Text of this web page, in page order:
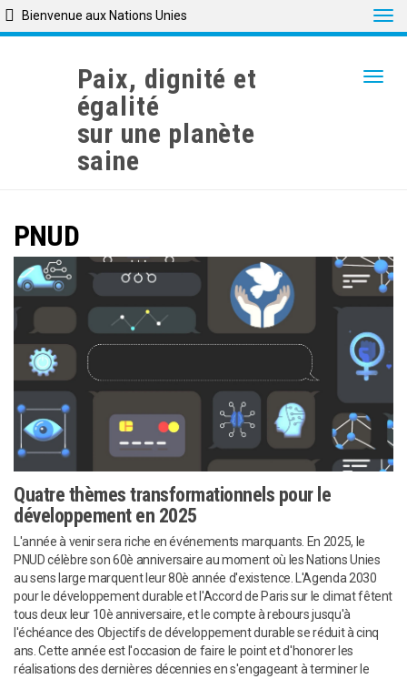
Bienvenue aux Nations Unies
Paix, dignité et
égalité
sur une planète
saine
PNUD
Quatre thèmes transformationnels pour le
développement en 2025
L'année à venir sera riche en événements marquants. En 2025, le
PNUD célèbre son 60è anniversaire au moment où les Nations Unies
au sens large marquent leur 80è année d'existence. L'Agenda 2030
pour le développement durable et l'Accord de Paris sur le climat fêtent
tous deux leur 10è anniversaire, et le compte à rebours jusqu'à
l'échéance des Objectifs de développement durable se réduit à cinq
ans. Cette année est l'occasion de faire le point et d'honorer les
réalisations des dernières décennies en s'engageant à terminer le